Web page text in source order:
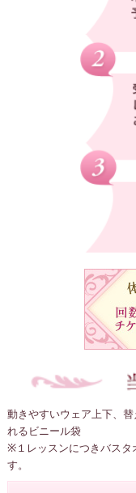
動きやすいウェア上下、
れるビニール袋
※１レッスンにつきバスタ
す。